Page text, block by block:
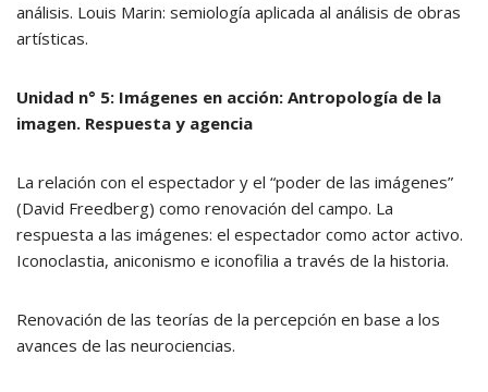
análisis. Louis Marin: semiología aplicada al análisis de obras
artísticas.
Unidad n° 5: Imágenes en acción: Antropología de la
imagen. Respuesta y agencia
La relación con el espectador y el “poder de las imágenes”
(David Freedberg) como renovación del campo. La
respuesta a las imágenes: el espectador como actor activo.
Iconoclastia, aniconismo e iconofilia a través de la historia.
Renovación de las teorías de la percepción en base a los
avances de las neurociencias.